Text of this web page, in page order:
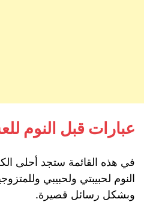
عبارات قبل النوم
في هذه القائمة ستجد أحلى
النوم لحبيبتي ولحبيبي
وبشكل رسائل قصيرة.